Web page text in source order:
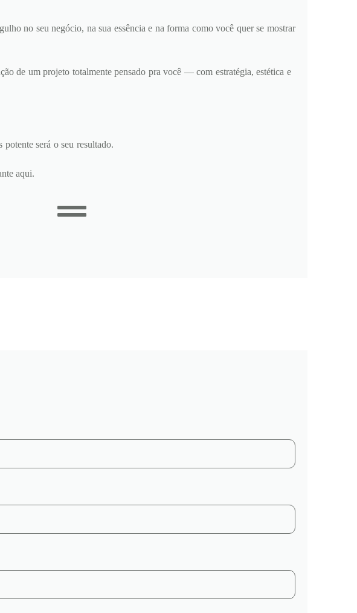
no seu negócio, na sua essência e na forma como você quer se mostrar
de um projeto totalmente pensado pra você — com estratégia, estética e
será o seu resultado.
aqui.